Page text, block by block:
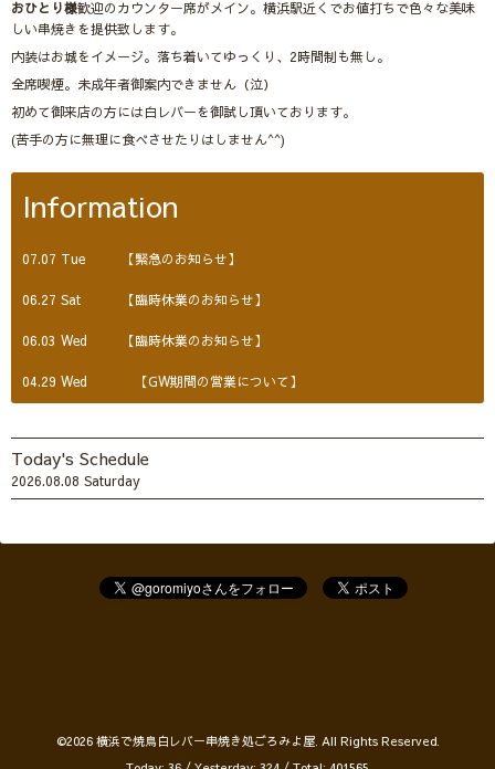
おひとり様歓迎のカウンター席がメイン。横浜駅近くでお値打ちで色々な美味
しい串焼きを提供致します。
内装はお城をイメージ。落ち着いてゆっくり、2時間制も無し。
全席喫煙。未成年者御案内できません（泣）
初めて御来店の方には白レバーを御試し頂いております。
(苦手の方に無理に食べさせたりはしません^^)
Information
07.07 Tue 【緊急のお知らせ】
06.27 Sat 【臨時休業のお知らせ】
06.03 Wed 【臨時休業のお知らせ】
04.29 Wed 【GW期間の営業について】
Today's Schedule
2026.08.08 Saturday
©2026 横浜で焼鳥白レバー串焼き処ごろみよ屋. All Rights Reserved.